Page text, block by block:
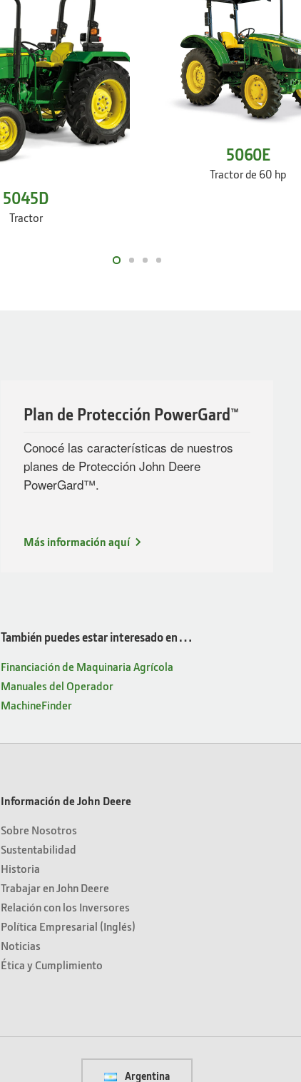
5045D
Tractor
5060E
Tractor de 60 hp
Plan de Protección PowerGard™
Conocé las características de nuestros
planes de Protección John Deere
PowerGard™.
Más información aquí
También puedes estar interesado en…
Financiación de Maquinaria Agrícola
Manuales del Operador
MachineFinder
Información de John Deere
Sobre Nosotros
Sustentabilidad
Historia
Trabajar en John Deere
Relación con los Inversores
Política Empresarial (Inglés)
Noticias
Ética y Cumplimiento
Argentina